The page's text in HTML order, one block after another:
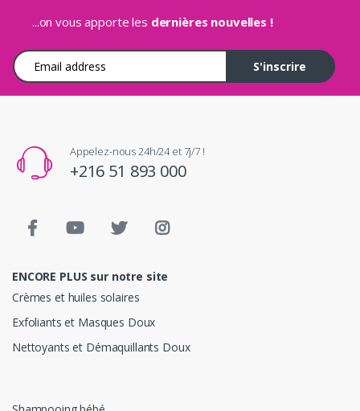
...on vous apporte les dernières nouvelles !
Adresse e-mail
S'inscrire
Appelez-nous 24h/24 et 7j/7 !
+216 51 893 000
ENCORE PLUS sur notre site
Crèmes et huiles solaires
Exfoliants et Masques Doux
Nettoyants et Démaquillants Doux